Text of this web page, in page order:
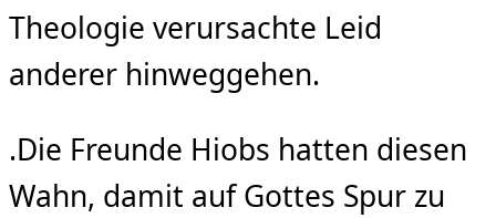
Theologie verursachte Leid
anderer hinweggehen.
.Die Freunde Hiobs hatten diesen
Wahn, damit auf Gottes Spur zu